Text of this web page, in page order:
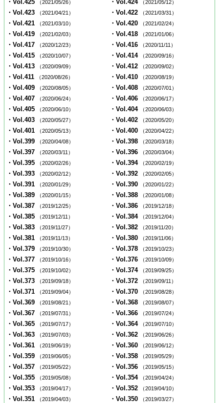
・Vol.425 （2021/05/26） ・Vol.424 （2021/05/12）
・Vol.423 （2021/04/21） ・Vol.422 （2021/03/31）
・Vol.421 （2021/03/10） ・Vol.420 （2021/02/24）
・Vol.419 （2021/02/03） ・Vol.418 （2021/01/06）
・Vol.417 （2020/12/23） ・Vol.416 （2020/11/11）
・Vol.415 （2020/10/07） ・Vol.414 （2020/09/16）
・Vol.413 （2020/09/09） ・Vol.412 （2020/09/02）
・Vol.411 （2020/08/26） ・Vol.410 （2020/08/19）
・Vol.409 （2020/08/05） ・Vol.408 （2020/07/01）
・Vol.407 （2020/06/24） ・Vol.406 （2020/06/17）
・Vol.405 （2020/06/10） ・Vol.404 （2020/06/03）
・Vol.403 （2020/05/27） ・Vol.402 （2020/05/20）
・Vol.401 （2020/05/13） ・Vol.400 （2020/04/22）
・Vol.399 （2020/04/08） ・Vol.398 （2020/03/18）
・Vol.397 （2020/03/11） ・Vol.396 （2020/03/04）
・Vol.395 （2020/02/26） ・Vol.394 （2020/02/19）
・Vol.393 （2020/02/12） ・Vol.392 （2020/02/05）
・Vol.391 （2020/01/29） ・Vol.390 （2020/01/22）
・Vol.389 （2020/01/15） ・Vol.388 （2020/01/08）
・Vol.387 （2019/12/25） ・Vol.386 （2019/12/18）
・Vol.385 （2019/12/11） ・Vol.384 （2019/12/04）
・Vol.383 （2019/11/27） ・Vol.382 （2019/11/20）
・Vol.381 （2019/11/13） ・Vol.380 （2019/11/06）
・Vol.379 （2019/10/30） ・Vol.378 （2019/10/23）
・Vol.377 （2019/10/16） ・Vol.376 （2019/10/09）
・Vol.375 （2019/10/02） ・Vol.374 （2019/09/25）
・Vol.373 （2019/09/18） ・Vol.372 （2019/09/11）
・Vol.371 （2019/09/04） ・Vol.370 （2019/08/28）
・Vol.369 （2019/08/21） ・Vol.368 （2019/08/07）
・Vol.367 （2019/07/31） ・Vol.366 （2019/07/24）
・Vol.365 （2019/07/17） ・Vol.364 （2019/07/10）
・Vol.363 （2019/07/03） ・Vol.362 （2019/06/26）
・Vol.361 （2019/06/19） ・Vol.360 （2019/06/12）
・Vol.359 （2019/06/05） ・Vol.358 （2019/05/29）
・Vol.357 （2019/05/22） ・Vol.356 （2019/05/15）
・Vol.355 （2019/05/08） ・Vol.354 （2019/04/24）
・Vol.353 （2019/04/17） ・Vol.352 （2019/04/10）
・Vol.351 （2019/04/03） ・Vol.350 （2019/03/27）